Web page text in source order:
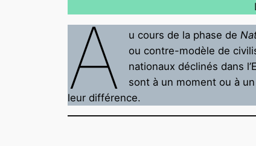
A u cours de la phase de
ou contre-modèle de
nationaux déclinés dans
sont à un moment ou à
leur différence.